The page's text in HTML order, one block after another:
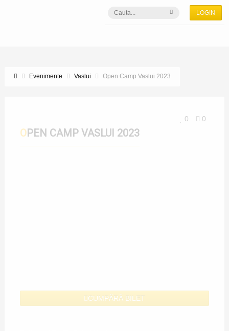
LOGIN
Evenimente Vaslui Open Camp Vaslui 2023
0 0
OPEN CAMP VASLUI 2023
CUMPĂRĂ BILET